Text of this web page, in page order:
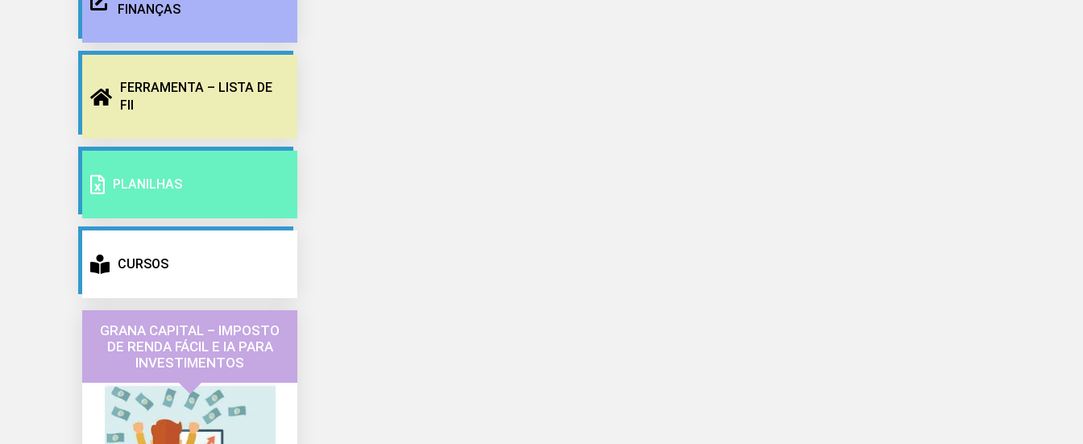
FINANÇAS
FERRAMENTA – LISTA DE
FII
PLANILHAS
CURSOS
GRANA CAPITAL – IMPOSTO
DE RENDA FÁCIL E IA PARA
INVESTIMENTOS